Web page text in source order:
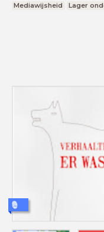
Mediawijsheid Lager